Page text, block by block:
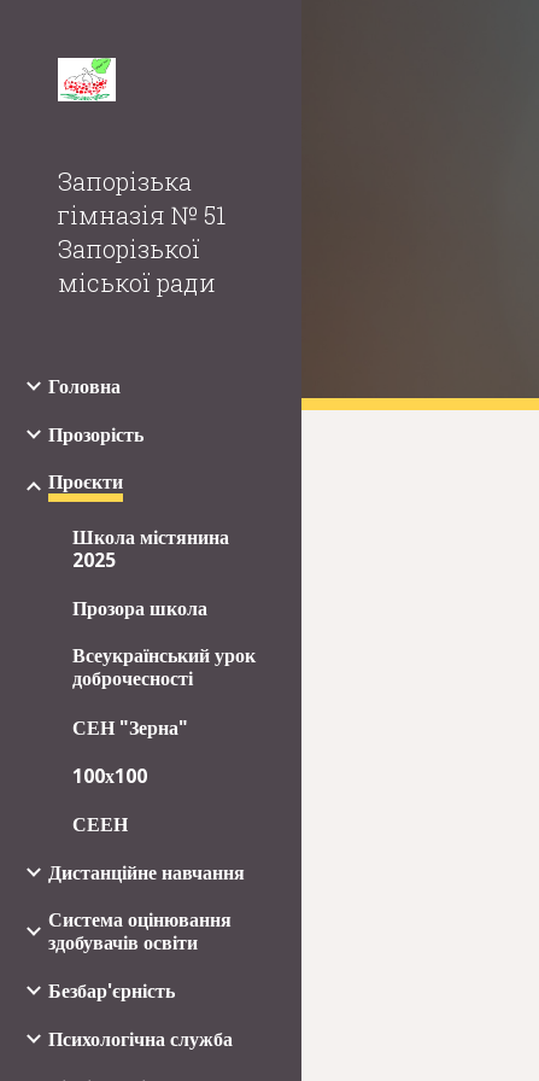
Запорізька
гімназія № 51
Запорізької
міської ради
Головна
Прозорість
Проєкти
Школа містянина
2025
Прозора школа
Всеукраїнський урок
доброчесності
СЕН "Зерна"
100х100
СЕЕН
Дистанційне навчання
Система оцінювання
здобувачів освіти
Безбар'єрність
Психологічна служба